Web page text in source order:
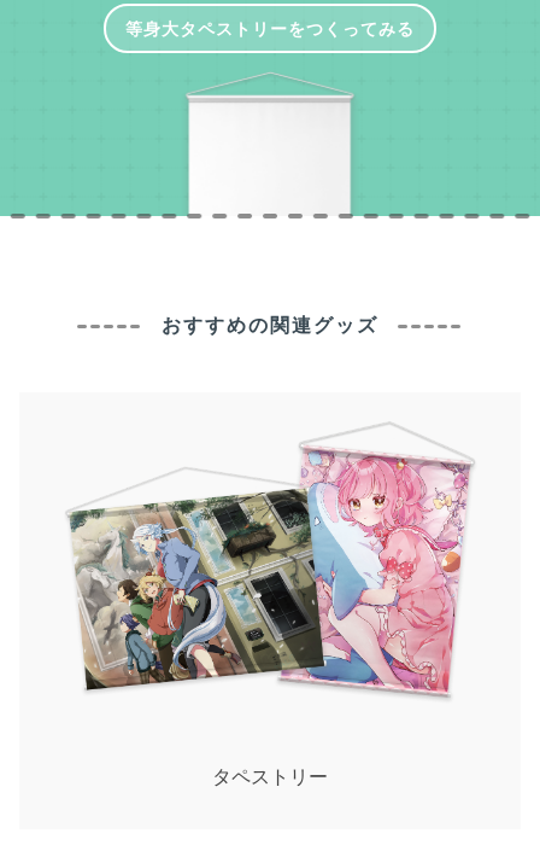
等身大タペストリーをつくってみる
おすすめの関連グッズ
タペストリー